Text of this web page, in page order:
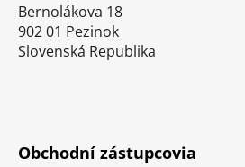
Bernolákova 18
902 01 Pezinok
Slovenská Republika
Obchodní zástupcovia